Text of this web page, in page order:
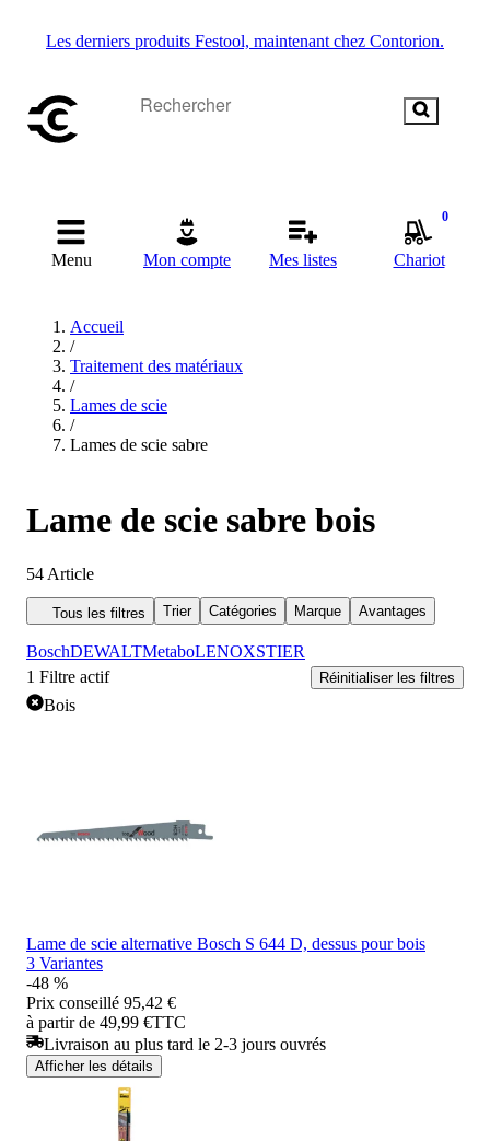
Les derniers produits Festool, maintenant chez Contorion.
Menu Mon compte Mes listes
0
Chariot
Accueil
/
Traitement des matériaux
/
Lames de scie
/
Lames de scie sabre
Lame de scie sabre bois
54 Article
Tous les filtres Trier Catégories Marque Avantages
BoschDEWALTMetaboLENOXSTIER
1 Filtre actif Réinitialiser les filtres
Bois
Lame de scie alternative Bosch S 644 D, dessus pour bois
3 Variantes
-48 %
Prix conseillé 95,42 €
à partir de 49,99 €TTC
Livraison au plus tard le 2-3 jours ouvrés
Afficher les détails